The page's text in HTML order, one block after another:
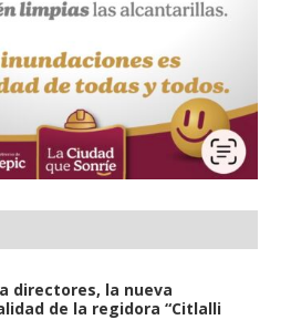
directores, la nueva
de la regidora “Citlalli